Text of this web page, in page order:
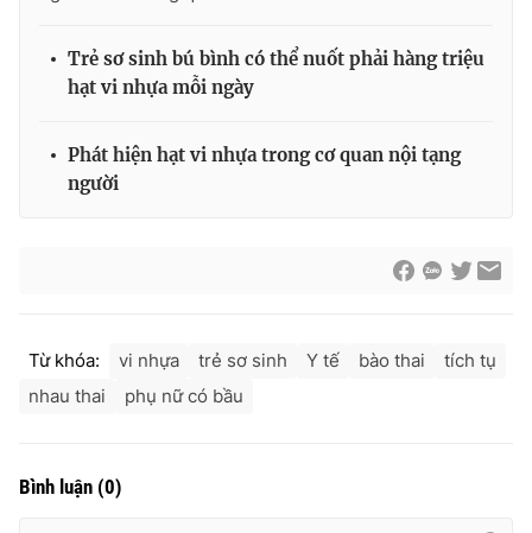
Giấy phép hoạt động báo in và báo điện tử số 483/GP-BTTTT
cấp ngày 29/12/2023
Nguyễn Trọng Ninh
Trẻ sơ sinh bú bình có thể nuốt phải hàng triệu
hạt vi nhựa mỗi ngày
Phát hiện hạt vi nhựa trong cơ quan nội tạng
người
Từ khóa: vi nhựa trẻ sơ sinh Y tế bào thai
tích tụ
nhau thai
phụ nữ có bầu
Bình luận (0)